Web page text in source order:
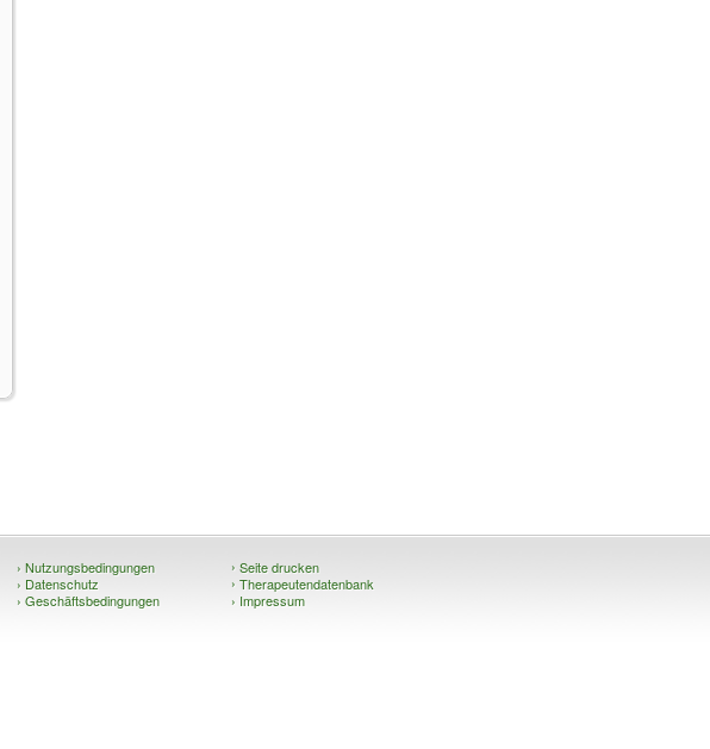
› Nutzungsbedingungen
› Datenschutz
› Geschäftsbedingungen
› Seite drucken
› Therapeutendatenbank
› Impressum